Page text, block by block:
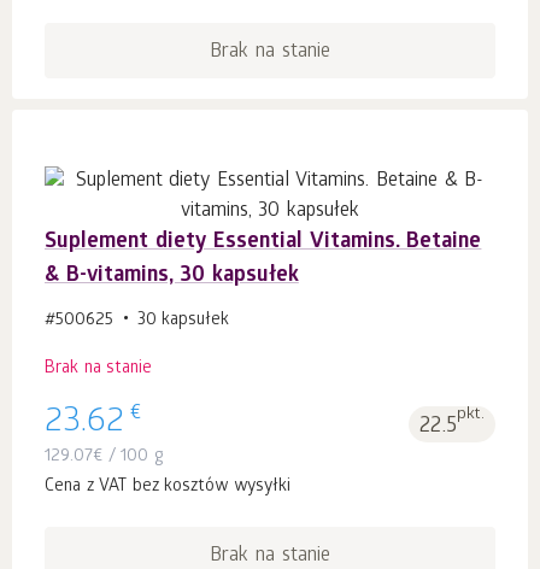
Brak na stanie
Suplement diety Essential Vitamins. Betaine
& B-vitamins, 30 kapsułek
#500625 30 kapsułek
Brak na stanie
23.62 € 22.5pkt.
129.07€ / 100 g
Cena z VAT bez kosztów wysyłki
Brak na stanie